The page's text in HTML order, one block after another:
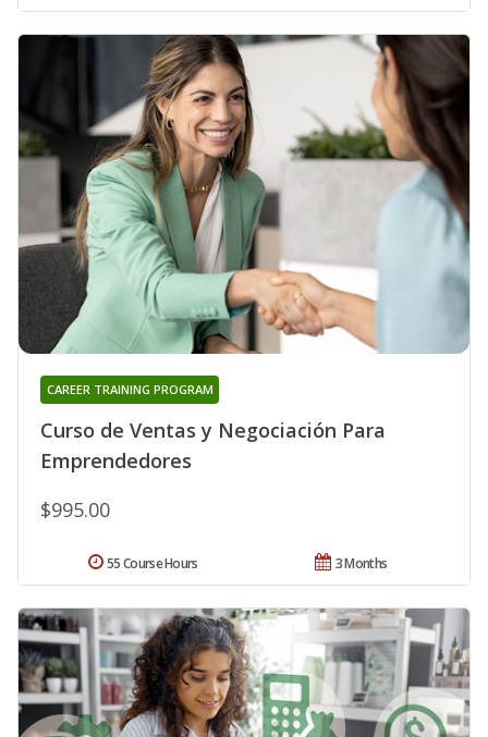
Curso de Ventas y Negociación Para
Emprendedores
CAREER TRAINING PROGRAM
$995.00
3 Months
55 Course Hours